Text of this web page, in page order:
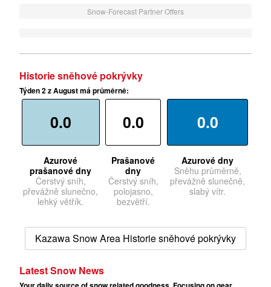
Snow-Forecast Partner Offers
Historie sněhové pokrývky
Týden 2 z August má průměrně:
0.0
Azurové
prašanové dny
Čerstvý sníh,
převážně slunečno,
lehký větřík.
0.0
Prašanové
dny
Čerstvý sníh,
polojasno,
bezvětří.
0.0
Azurové dny
Sněhu průměrně,
převážně slunečně,
slabý vítr.
Kazawa Snow Area Historie sněhové pokrývky